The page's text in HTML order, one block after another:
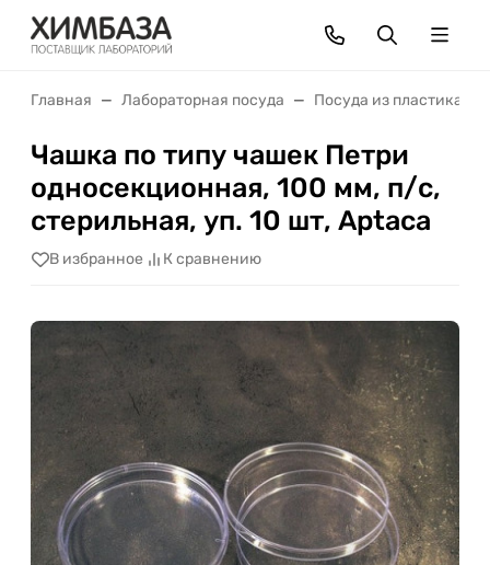
Главная Лабораторная посуда Посуда из пластика
Чашка по типу чашек Петри
односекционная, 100 мм, п/с,
стерильная, уп. 10 шт, Aptaca
В избранное К сравнению